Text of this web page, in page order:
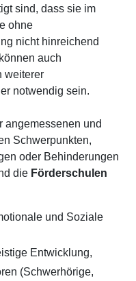
sind, dass sie im
ohne
nicht hinreichend
auch
weiterer
notwendig sein.
angemessenen und
Schwerpunkten,
oder Behinderungen
die Förderschulen
und Soziale
Entwicklung,
(Schwerhörige,